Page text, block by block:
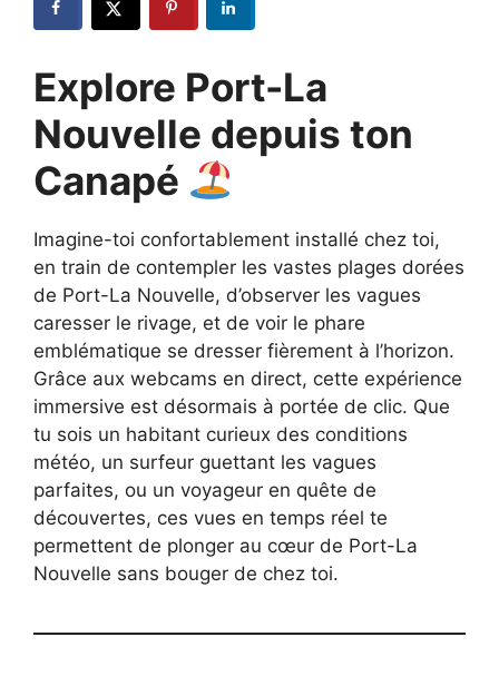
Explore Port-La
Nouvelle depuis ton
Canapé
Imagine-toi confortablement installé chez toi,
en train de contempler les vastes plages dorées
de Port-La Nouvelle, d’observer les vagues
caresser le rivage, et de voir le phare
emblématique se dresser fièrement à l’horizon.
Grâce aux webcams en direct, cette expérience
immersive est désormais à portée de clic. Que
tu sois un habitant curieux des conditions
météo, un surfeur guettant les vagues
parfaites, ou un voyageur en quête de
découvertes, ces vues en temps réel te
permettent de plonger au cœur de Port-La
Nouvelle sans bouger de chez toi.